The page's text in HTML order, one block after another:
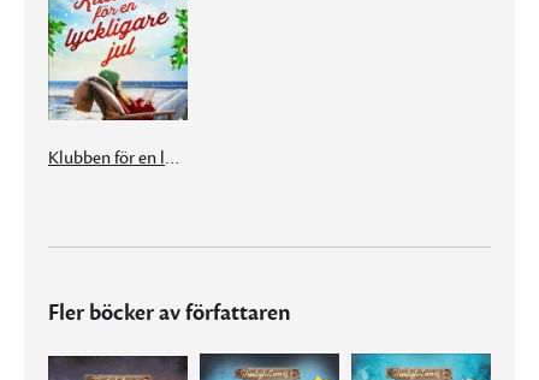
Klubben för en lyckligare jul
Fler böcker av författaren